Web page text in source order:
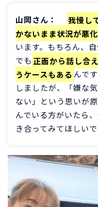
山岡さん：
我慢し
かないまま状況が悪
います。もちろん、
でも 正面から話し合
うケースもある んで
しましたが、「嫌な
ない」という思いが
んでいる方がいたら
き合ってみてほしいで